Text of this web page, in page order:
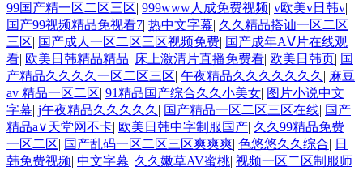
99国产精一区二区三区| 999www人成免费视频| v欧美v日韩v|
国产99视频精品免视看7| 热中文字幕| 久久精品搭讪一区二区
三区| 国产成人一区二区三区视频免费| 国产成年AⅤ片在线观
看| 欧美日韩精品精品| 床上激清片直播免费看| 欧美日韩页| 国
产精品久久久久一区二区三区| 午夜精品久久久久久久久 | 麻豆
av 精品一区二区| 91精品国产综合久久小美女| 图片小说中文
字幕| j午夜精品久久久久久 | 国产精品一区二区三区在线| 国产
精品а∨天堂网不卡| 欧美日韩中字制服国产| 久久99精品免费
一区二区| 国产乱码一区二区三区爽爽爽| 色悠悠久久综合| 日
韩免费视频| 中文字幕| 久久嫩草AV蜜桃| 视频一区二区制服师